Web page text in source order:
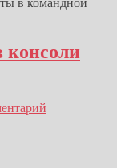
в командной
консоли